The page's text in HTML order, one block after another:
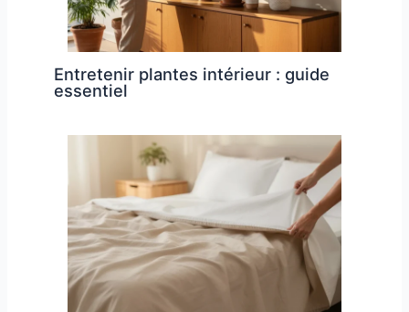
Entretenir plantes intérieur : guide
essentiel